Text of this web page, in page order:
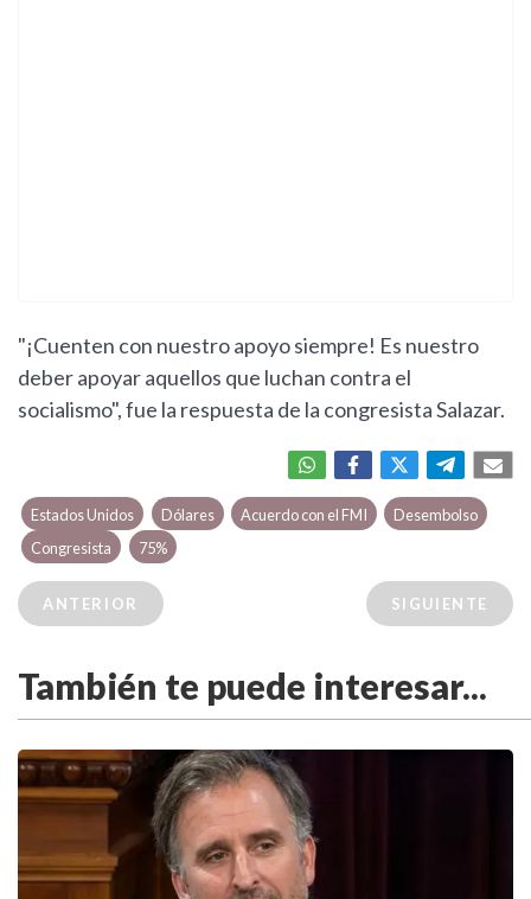
"¡Cuenten con nuestro apoyo siempre! Es nuestro
deber apoyar aquellos que luchan contra el
socialismo", fue la respuesta de la congresista Salazar.
Estados Unidos Dólares Acuerdo con el FMI
Desembolso
Congresista
75%
ANTERIOR SIGUIENTE
También te puede interesar...